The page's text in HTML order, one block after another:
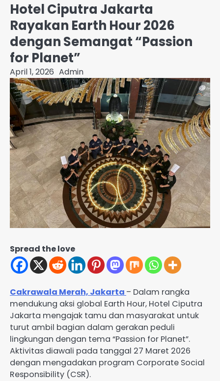
Hotel Ciputra Jakarta
Rayakan Earth Hour 2026
dengan Semangat “Passion
for Planet”
April 1, 2026 Admin
Spread the love
Cakrawala Merah, Jakarta – Dalam rangka
mendukung aksi global Earth Hour, Hotel Ciputra
Jakarta mengajak tamu dan masyarakat untuk
turut ambil bagian dalam gerakan peduli
lingkungan dengan tema “Passion for Planet”.
Aktivitas diawali pada tanggal 27 Maret 2026
dengan mengadakan program Corporate Social
Responsibility (CSR).